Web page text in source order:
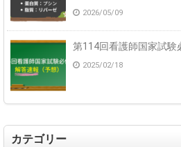
2026/05/09
第114回看護師国家試
2025/02/18
カテゴリー